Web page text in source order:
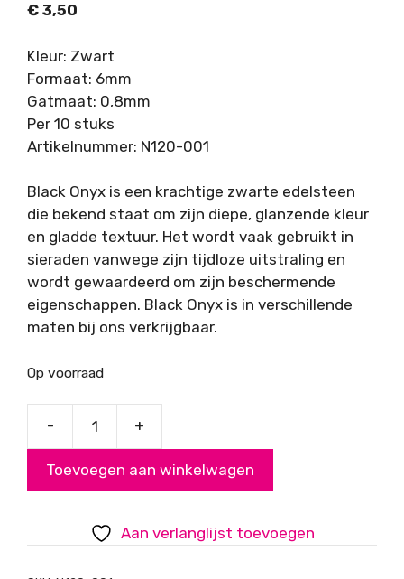
€ 3,50
Kleur: Zwart
Formaat: 6mm
Gatmaat: 0,8mm
Per 10 stuks
Artikelnummer: N120-001
Black Onyx is een krachtige zwarte edelsteen
die bekend staat om zijn diepe, glanzende kleur
en gladde textuur. Het wordt vaak gebruikt in
sieraden vanwege zijn tijdloze uitstraling en
wordt gewaardeerd om zijn beschermende
eigenschappen. Black Onyx is in verschillende
maten bij ons verkrijgbaar.
Op voorraad
-
6
aantal
+
Toevoegen aan winkelwagen
Aan verlanglijst toevoegen